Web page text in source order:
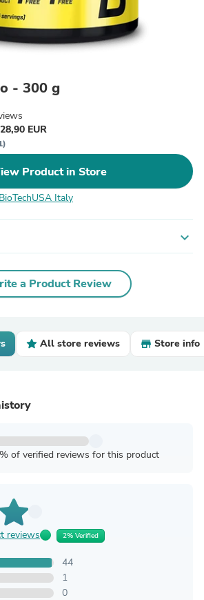
- 300 g
EUR
Product in Store
BioTechUSA Italy
expand_more
a Product Review
All store reviews Store info
of verified reviews for this product
reviews 2% Verified
44
1
0